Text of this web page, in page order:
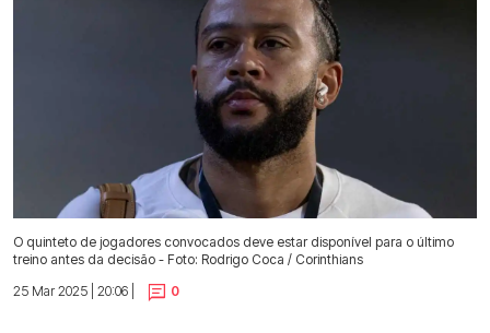
O quinteto de jogadores convocados deve estar disponível para o último
treino antes da decisão - Foto: Rodrigo Coca / Corinthians
25 Mar 2025 | 20:06 |
0